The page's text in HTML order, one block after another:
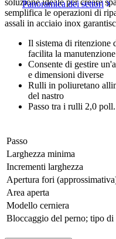
Panoramica dei settori
semplifica le operazioni di
assali in acciaio inox
Il sistema di ritenzione
facilita la
Consente di gestire
e dimensioni diverse
Rulli in poliuretano
del nastro
Passo tra i rulli 2,0
Passo
Larghezza minima
Incrementi larghezza
Apertura fori
Area aperta
Modello cerniera
Bloccaggio del perno; tipo di